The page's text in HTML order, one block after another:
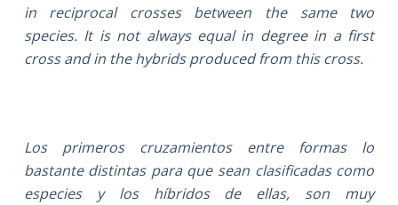
in reciprocal crosses between the same two
species. It is not always equal in degree in a first
cross and in the hybrids produced from this cross.
Los primeros cruzamientos entre formas lo
bastante distintas para que sean clasificadas como
especies y los híbridos de ellas, son muy